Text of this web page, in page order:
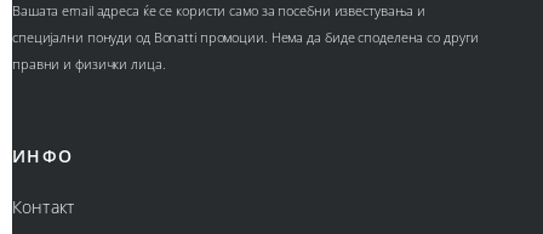
Вашата email адреса ќе се користи само за посебни известувања и
специјални понуди од Bonatti промоции. Нема да биде споделена со други
правни и физички лица.
ИНФО
Контакт